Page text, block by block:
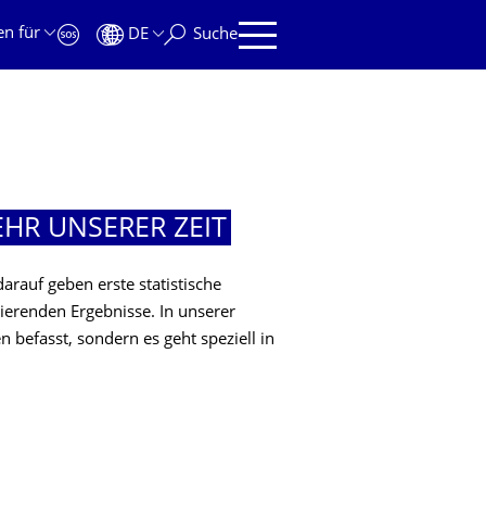
für
DE Suche
UNSERER ZEIT
geben erste statistische
Ergebnisse. In unserer
befasst, sondern es geht speziell in